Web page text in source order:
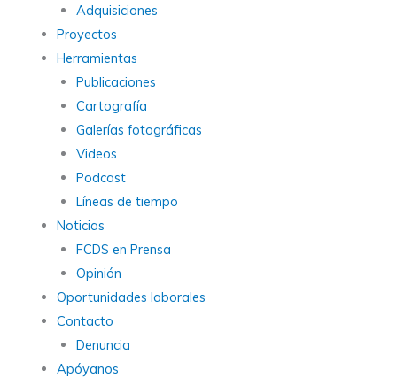
Adquisiciones
Proyectos
Herramientas
Publicaciones
Cartografía
Galerías fotográficas
Videos
Podcast
Líneas de tiempo
Noticias
FCDS en Prensa
Opinión
Oportunidades laborales
Contacto
Denuncia
Apóyanos